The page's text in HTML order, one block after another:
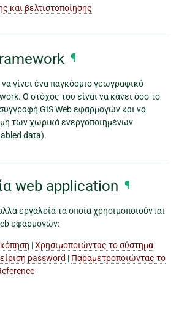
και βελτιστοποίησης
¶
γίνει ένα παγκόσμιο γεωγραφικό
Ο στόχος του είναι να κάνει όσο το
GIS Web εφαρμογών και να
των χωρικά ενεργοποιημένων
data).
web application ¶
εργαλεία τα οποία χρησιμοποιούνται
εφαρμογών:
|Χρησιμοποιώντας το σύστημα
password | Παραμετροποιώντας το